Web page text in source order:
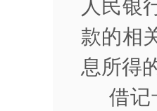
人民银
款的相
息所得
借记